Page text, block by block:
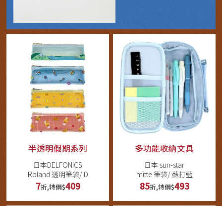
半透明假期系列
日本DELFONICS
Roland 透明筆袋/ D
7折,特價$409
多功能收納文具
日本 sun-star
mitte 筆袋/ 蘇打藍
85折,特價$493